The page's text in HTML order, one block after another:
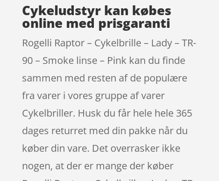
Cykeludstyr kan købes
online med prisgaranti
Rogelli Raptor – Cykelbrille – Lady – TR-
90 – Smoke linse – Pink kan du finde
sammen med resten af de populære
fra varer i vores gruppe af varer
Cykelbriller. Husk du får hele hele 365
dages returret med din pakke når du
køber din vare. Det overrasker ikke
nogen, at der er mange der køber